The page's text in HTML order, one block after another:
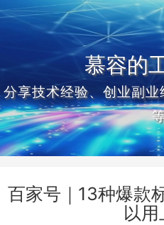
慕容的
分享技术经验、创业副
百家号｜13种爆款
以用